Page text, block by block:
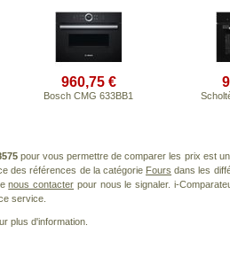
960,75 €
Bosch CMG 633BB1
pour vous permettre de comparer les prix est
des références de la catégorie Fours dans les
nous contacter pour nous le signaler. i-
service.
plus d'information.